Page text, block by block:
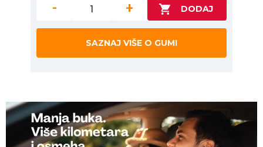
- +
SAZNAJ VIŠE O GUMI